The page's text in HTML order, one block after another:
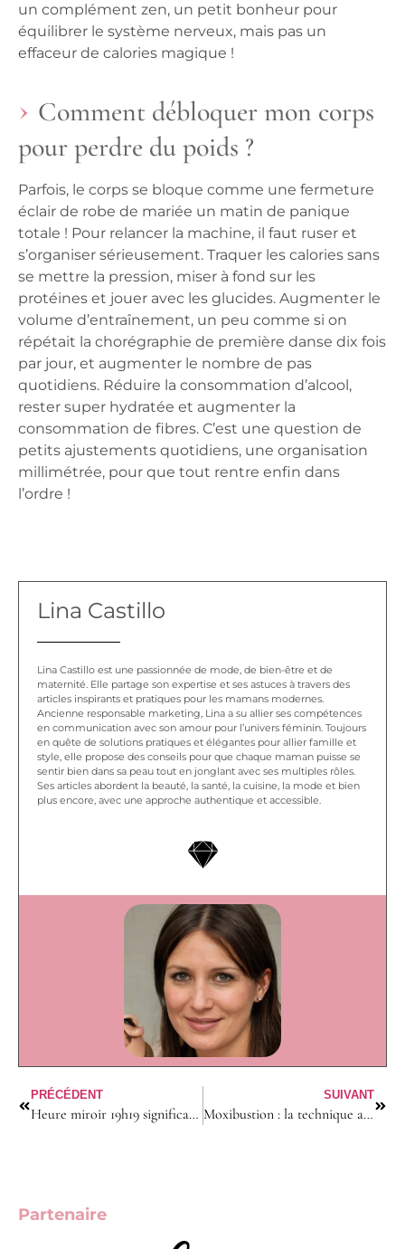
un complément zen, un petit bonheur pour
équilibrer le système nerveux, mais pas un
effaceur de calories magique !
Comment débloquer mon corps
pour perdre du poids ?
Parfois, le corps se bloque comme une fermeture
éclair de robe de mariée un matin de panique
totale ! Pour relancer la machine, il faut ruser et
s’organiser sérieusement. Traquer les calories sans
se mettre la pression, miser à fond sur les
protéines et jouer avec les glucides. Augmenter le
volume d’entraînement, un peu comme si on
répétait la chorégraphie de première danse dix fois
par jour, et augmenter le nombre de pas
quotidiens. Réduire la consommation d’alcool,
rester super hydratée et augmenter la
consommation de fibres. C’est une question de
petits ajustements quotidiens, une organisation
millimétrée, pour que tout rentre enfin dans
l’ordre !
Lina Castillo
Lina Castillo est une passionnée de mode, de bien-être et de
maternité. Elle partage son expertise et ses astuces à travers des
articles inspirants et pratiques pour les mamans modernes.
Ancienne responsable marketing, Lina a su allier ses compétences
en communication avec son amour pour l’univers féminin. Toujours
en quête de solutions pratiques et élégantes pour allier famille et
style, elle propose des conseils pour que chaque maman puisse se
sentir bien dans sa peau tout en jonglant avec ses multiples rôles.
Ses articles abordent la beauté, la santé, la cuisine, la mode et bien
plus encore, avec une approche authentique et accessible.
PRÉCÉDENT
Heure miroir 19h19 signification : le message annonce-t-il un succès imminent ?
SUIVANT
Moxibustion : la technique ancestrale peut-elle soulager les douleurs chroniques ?
Partenaire